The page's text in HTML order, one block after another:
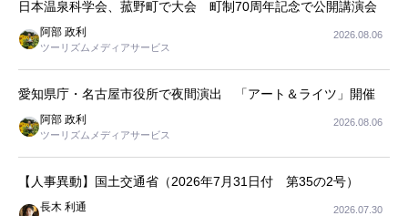
日本温泉科学会、菰野町で大会 町制70周年記念で公開講演会
阿部 政利
ツーリズムメディアサービス
2026.08.06
愛知県庁・名古屋市役所で夜間演出 「アート＆ライツ」開催
阿部 政利
ツーリズムメディアサービス
2026.08.06
【人事異動】国土交通省（2026年7月31日付 第35の2号）
長木 利通 2026.07.30